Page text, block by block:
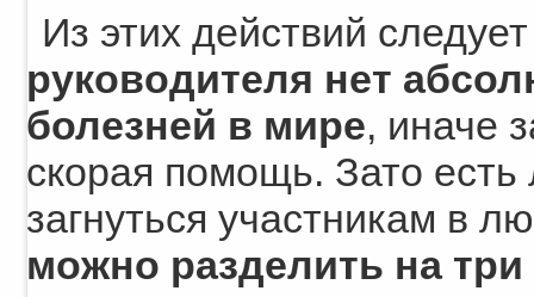
Из этих действий
руководителя нет
болезней в мире, иначе
скорая помощь. Зато
загнуться участникам в
можно разделить на